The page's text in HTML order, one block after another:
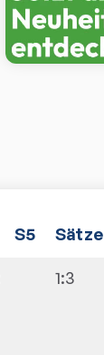
S5 Sätze
1:3